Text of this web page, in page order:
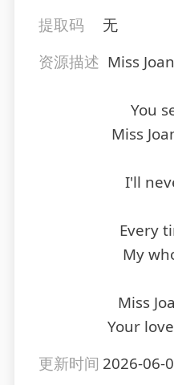
提取码
无
资源描述 Miss
You
Miss
I'll
Every
My
Miss
Your
更新时间 2026-06-